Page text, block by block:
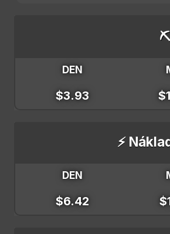
DEN
$3.93
⚡
DEN
$6.42